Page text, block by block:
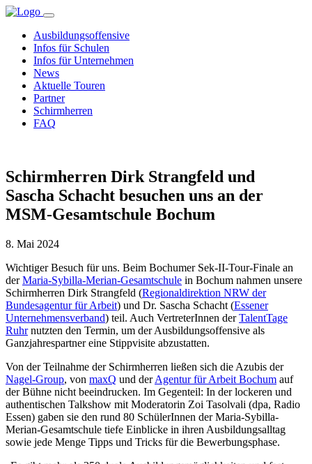
Ausbildungsoffensive
Infos für Schulen
Infos für Unternehmen
News
Aktuelle Touren
Partner
Schirmherren
FAQ
Schirmherren Dirk Strangfeld und
Sascha Schacht besuchen uns an der
MSM-Gesamtschule Bochum
8. Mai 2024
Wichtiger Besuch für uns. Beim Bochumer Sek-II-Tour-Finale an
derMaria-Sybilla-Merian-Gesamtschule in Bochum nahmen unsere
Schirmherren Dirk Strangfeld (Regionaldirektion NRW der
Bundesagentur für Arbeit) und Dr. Sascha Schacht (Essener
Unternehmensverband) teil. Auch VertreterInnen derTalentTage
Ruhrnutzten den Termin, um der Ausbildungsoffensive als
Ganzjahrespartner eine Stippvisite abzustatten.
Von der Teilnahme der Schirmherren ließen sich die Azubis der
Nagel-Group, von maxQ und derAgentur für Arbeit Bochum auf
der Bühne nicht beeindrucken. Im Gegenteil: In der lockeren und
authentischen Talkshow mit Moderatorin Zoi Tasolvali (dpa, Radio
Essen) gaben sie den rund 80 SchülerInnen der Maria-Sybilla-
Merian-Gesamtschule tiefe Einblicke in ihren Ausbildungsalltag
sowie jede Menge Tipps und Tricks für die Bewerbungsphase.